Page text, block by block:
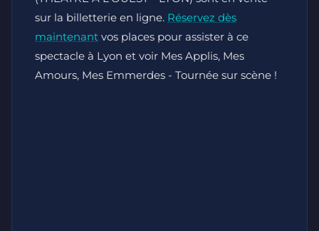
sur la billetterie en ligne. Réservez dès
maintenant vos places pour assister à ce
spectacle à Lyon et voir Mes Applis, Mes
Amours, Mes Emmerdes - Tournée sur scène !